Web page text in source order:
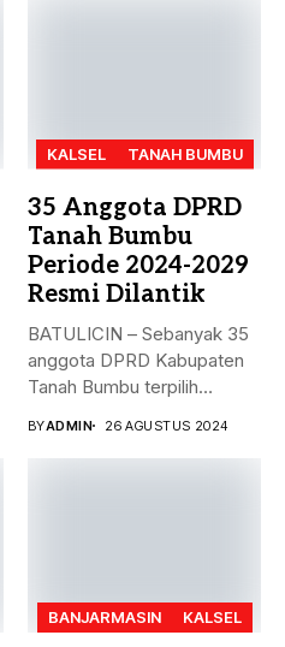
KALSEL TANAH BUMBU
35 Anggota DPRD
Tanah Bumbu
Periode 2024-2029
Resmi Dilantik
BATULICIN – Sebanyak 35
anggota DPRD Kabupaten
Tanah Bumbu terpilih
BYADMIN 26 AGUSTUS 2024
BANJARMASIN KALSEL